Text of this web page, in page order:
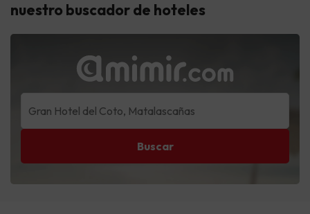
nuestro buscador de hoteles
Buscar